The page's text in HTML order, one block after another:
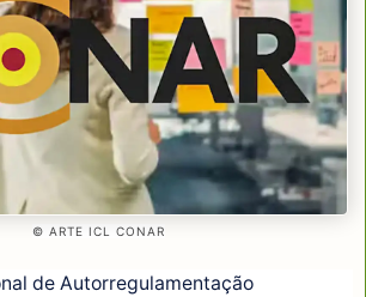
© ARTE ICL CONAR
de Autorregulamentação